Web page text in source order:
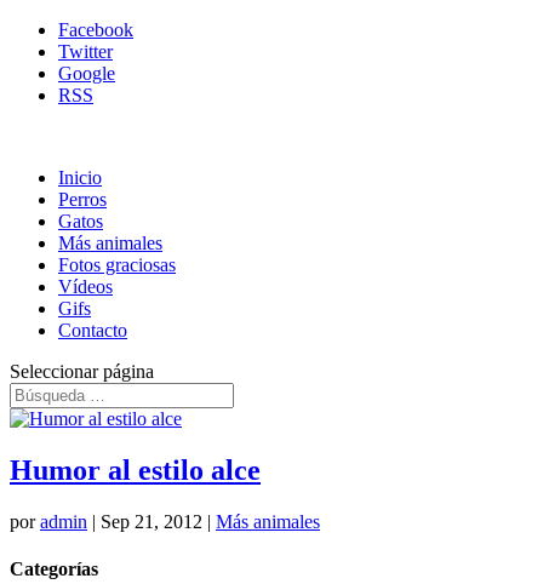
Facebook
Twitter
Google
RSS
Inicio
Perros
Gatos
Más animales
Fotos graciosas
Vídeos
Gifs
Contacto
Seleccionar página
Humor al estilo alce
poradmin | Sep 21, 2012 | Más animales
Categorías